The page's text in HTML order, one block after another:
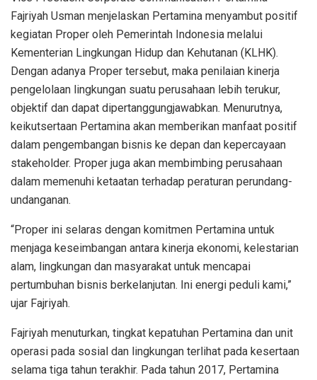
Fajriyah Usman menjelaskan Pertamina menyambut positif
kegiatan Proper oleh Pemerintah Indonesia melalui
Kementerian Lingkungan Hidup dan Kehutanan (KLHK).
Dengan adanya Proper tersebut, maka penilaian kinerja
pengelolaan lingkungan suatu perusahaan lebih terukur,
objektif dan dapat dipertanggungjawabkan. Menurutnya,
keikutsertaan Pertamina akan memberikan manfaat positif
dalam pengembangan bisnis ke depan dan kepercayaan
stakeholder. Proper juga akan membimbing perusahaan
dalam memenuhi ketaatan terhadap peraturan perundang-
undanganan.
“Proper ini selaras dengan komitmen Pertamina untuk
menjaga keseimbangan antara kinerja ekonomi, kelestarian
alam, lingkungan dan masyarakat untuk mencapai
pertumbuhan bisnis berkelanjutan. Ini energi peduli kami,”
ujar Fajriyah.
Fajriyah menuturkan, tingkat kepatuhan Pertamina dan unit
operasi pada sosial dan lingkungan terlihat pada kesertaan
selama tiga tahun terakhir. Pada tahun 2017, Pertamina